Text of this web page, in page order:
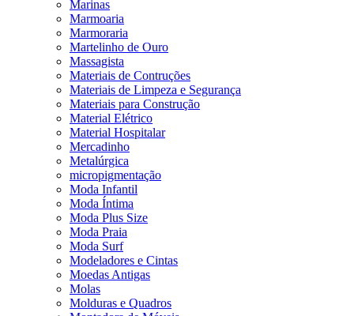
Marinas
Marmoaria
Marmoraria
Martelinho de Ouro
Massagista
Materiais de Contruções
Materiais de Limpeza e Segurança
Materiais para Construção
Material Elétrico
Material Hospitalar
Mercadinho
Metalúrgica
micropigmentação
Moda Infantil
Moda Íntima
Moda Plus Size
Moda Praia
Moda Surf
Modeladores e Cintas
Moedas Antigas
Molas
Molduras e Quadros